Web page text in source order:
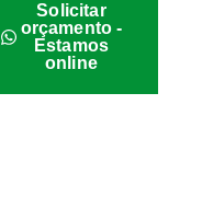
Solicitar
orçamento -
Estamos
online